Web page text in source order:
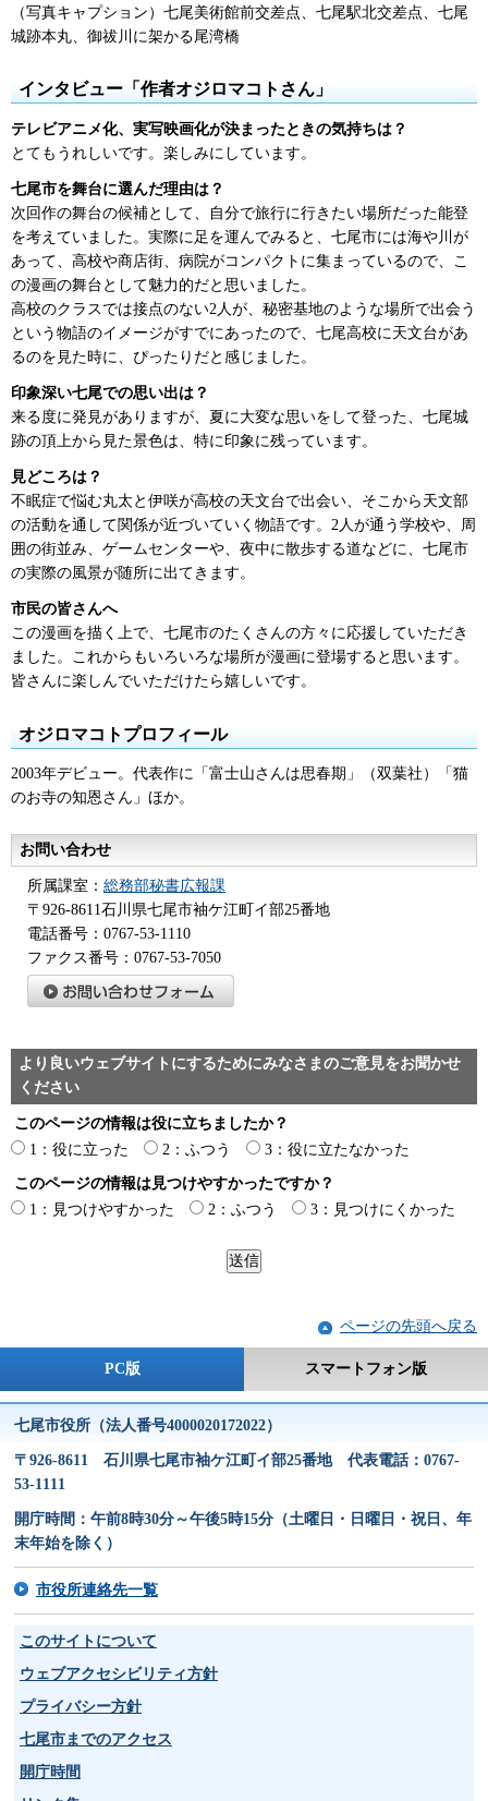
（写真キャプション）七尾美術館前交差点、七尾駅北交差点、七尾
城跡本丸、御祓川に架かる尾湾橋
インタビュー「作者オジロマコトさん」
テレビアニメ化、実写映画化が決まったときの気持ちは？
とてもうれしいです。楽しみにしています。
七尾市を舞台に選んだ理由は？
次回作の舞台の候補として、自分で旅行に行きたい場所だった能登
を考えていました。実際に足を運んでみると、七尾市には海や川が
あって、高校や商店街、病院がコンパクトに集まっているので、こ
の漫画の舞台として魅力的だと思いました。
高校のクラスでは接点のない2人が、秘密基地のような場所で出会う
という物語のイメージがすでにあったので、七尾高校に天文台があ
るのを見た時に、ぴったりだと感じました。
印象深い七尾での思い出は？
来る度に発見がありますが、夏に大変な思いをして登った、七尾城
跡の頂上から見た景色は、特に印象に残っています。
見どころは？
不眠症で悩む丸太と伊咲が高校の天文台で出会い、そこから天文部
の活動を通して関係が近づいていく物語です。2人が通う学校や、周
囲の街並み、ゲームセンターや、夜中に散歩する道などに、七尾市
の実際の風景が随所に出てきます。
市民の皆さんへ
この漫画を描く上で、七尾市のたくさんの方々に応援していただき
ました。これからもいろいろな場所が漫画に登場すると思います。
皆さんに楽しんでいただけたら嬉しいです。
オジロマコトプロフィール
2003年デビュー。代表作に「富士山さんは思春期」（双葉社）「猫
のお寺の知恩さん」ほか。
お問い合わせ
所属課室： 総務部秘書広報課
〒926-8611石川県七尾市袖ケ江町イ部25番地
電話番号：0767-53-1110
ファクス番号：0767-53-7050
より良いウェブサイトにするためにみなさまのご意見をお聞かせ
ください
このページの情報は役に立ちましたか？
1：役に立った
2：ふつう 3：役に立たなかった
このページの情報は見つけやすかったですか？
1：見つけやすかった
2：ふつう 3：見つけにくかった
ページの先頭へ戻る
PC版 スマートフォン版
七尾市役所（法人番号4000020172022）
〒926-8611 石川県七尾市袖ケ江町イ部25番地 代表電話：0767-
53-1111
開庁時間：午前8時30分～午後5時15分（土曜日・日曜日・祝日、年
末年始を除く）
市役所連絡先一覧
このサイトについて
ウェブアクセシビリティ方針
プライバシー方針
七尾市までのアクセス
開庁時間